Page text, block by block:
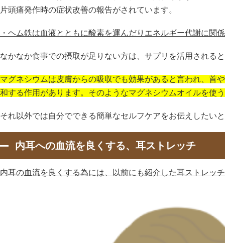
片頭痛発作時の症状改善の報告がされています。
・ヘム鉄は血液とともに酸素を運んだりエネルギー代謝に関
なかなか食事での摂取が足りない方は、サプリを活用される
マグネシウムは皮膚からの吸収でも効果があると言われ、首
和する作用があります。そのようなマグネシウムオイルを使
それ以外では自分でできる簡単なセルフケアをお伝えしたい
内耳への血流を良くする、耳ストレッチ
内耳の血流を良くする為には、以前にも紹介した耳ストレッ